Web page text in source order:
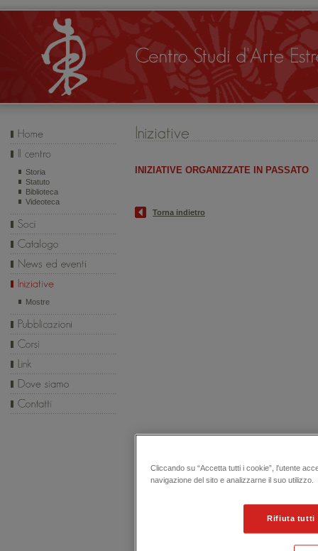
Storia
Statuto
Biblioteca
Videoteca
Mostre
INIZIATIVE ORGANIZZATE IN PASSATO
Torna indietro
Cliccando su “Accetta tutti i cookie”, l'utente
navigazione del sito e analizzarne il suo utilizzo.
Rifiuta tutti